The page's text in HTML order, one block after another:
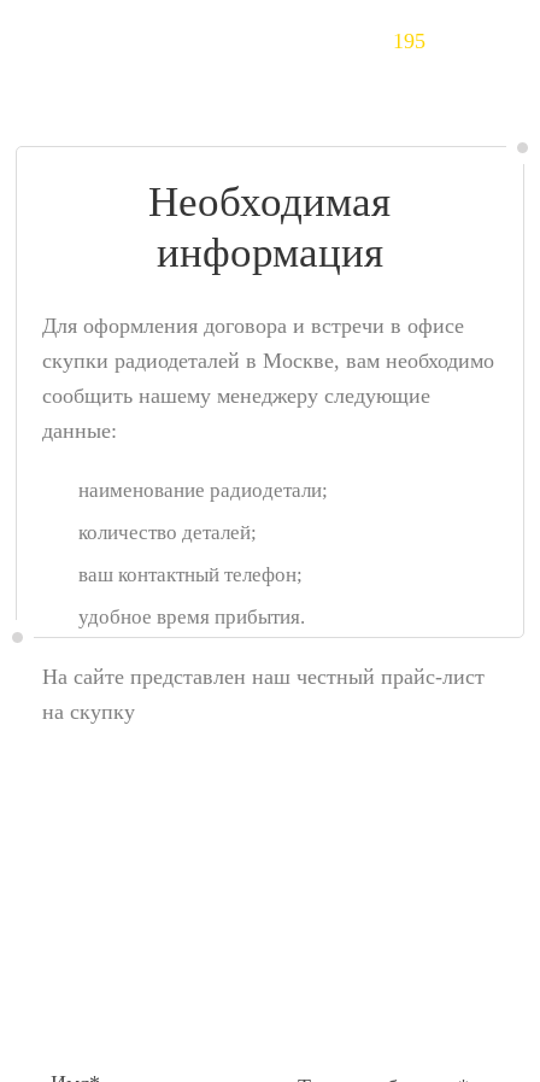
195
Необходимая
информация
Для оформления договора и встречи в офисе
скупки радиодеталей в Москве, вам необходимо
сообщить нашему менеджеру следующие
данные:
наименование радиодетали;
количество деталей;
ваш контактный телефон;
удобное время прибытия.
На сайте представлен наш честный прайс-лист
на скупку